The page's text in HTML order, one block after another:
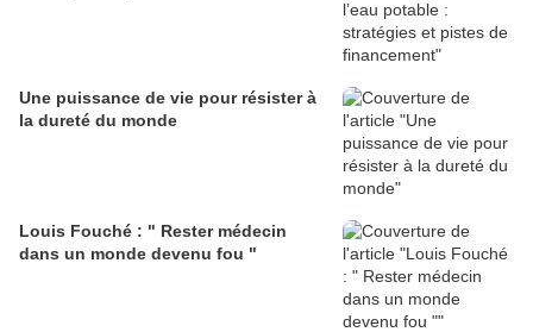
Une puissance de vie pour résister à
la dureté du monde
Louis Fouché : " Rester médecin
dans un monde devenu fou "